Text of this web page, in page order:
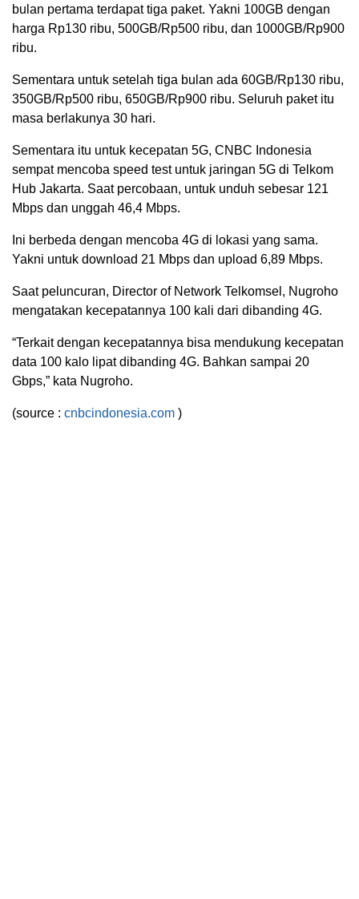
bulan pertama terdapat tiga paket. Yakni 100GB dengan
harga Rp130 ribu, 500GB/Rp500 ribu, dan 1000GB/Rp900
ribu.
Sementara untuk setelah tiga bulan ada 60GB/Rp130 ribu,
350GB/Rp500 ribu, 650GB/Rp900 ribu. Seluruh paket itu
masa berlakunya 30 hari.
Sementara itu untuk kecepatan 5G, CNBC Indonesia
sempat mencoba speed test untuk jaringan 5G di Telkom
Hub Jakarta. Saat percobaan, untuk unduh sebesar 121
Mbps dan unggah 46,4 Mbps.
Ini berbeda dengan mencoba 4G di lokasi yang sama.
Yakni untuk download 21 Mbps dan upload 6,89 Mbps.
Saat peluncuran, Director of Network Telkomsel, Nugroho
mengatakan kecepatannya 100 kali dari dibanding 4G.
“Terkait dengan kecepatannya bisa mendukung kecepatan
data 100 kalo lipat dibanding 4G. Bahkan sampai 20
Gbps,” kata Nugroho.
(source : cnbcindonesia.com )